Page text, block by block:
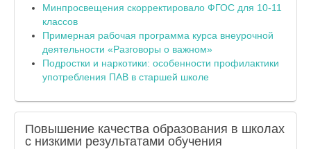
Минпросвещения скорректировало ФГОС для 10-11
классов
Примерная рабочая программа курса внеурочной
деятельности «Разговоры о важном»
Подростки и наркотики: особенности профилактики
употребления ПАВ в старшей школе
Повышение качества образования в школах
с низкими результатами обучения